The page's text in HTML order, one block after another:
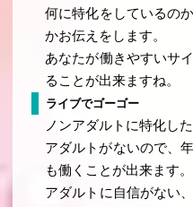
何に特化をしているの
かお伝えをします。
あなたが働きやすいサ
ることが出来ますね。
ライブでゴーゴー
ノンアダルトに特化し
アダルトがないので、
も働くことが出来ます。
アダルトに自信がない